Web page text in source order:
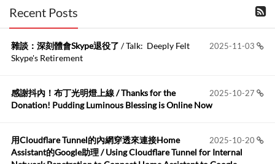
2026-06-18
布丁布丁吃布丁
kage好像也可以下載整個網站 感謝分享
Anonymous:
https://github.com/t...
2026-05-17
布丁布丁吃布丁:
我目前並沒有常駐的Google Home...
2026-05-15
Robertmycs:
這篇WinXP公用電腦安裝與優化的步驟超...
Recent Posts
2025-11-03
雜談：深刻體會Skype退役了 / Talk: Deeply Felt
Skype's Retirement
2025-10-27
感謝抖內！布丁光明燈上線 / Thanks for the
Donation! Pudding Luminous Blessing is Online Now
2025-10-20
用Cloudflare Tunnel的內網穿透來連接Home
Assistant的Google助理 / Using Cloudflare Tunnel for Internal